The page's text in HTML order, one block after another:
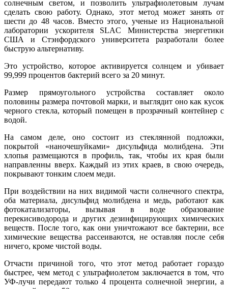
солнечным светом, и позволить ультрафиолетовым лучам
сделать свою работу. Однако, этот метод может занять от
шести до 48 часов. Вместо этого, ученые из Национальной
лаборатории ускорителя SLAC Министерства энергетики
США и Стэнфордского университета разработали более
быструю альтернативу.
Это устройство, которое активируется солнцем и убивает
99,999 процентов бактерий всего за 20 минут.
Размер прямоугольного устройства составляет около
половины размера почтовой марки, и выглядит оно как кусок
черного стекла, который помещен в прозрачный контейнер с
водой.
На самом деле, оно состоит из стеклянной подложки,
покрытой «наночешуйками» дисульфида молибдена. Эти
хлопья размещаются в профиль, так, чтобы их края были
направленны вверх. Каждый из этих краев, в свою очередь,
покрывают тонким слоем меди.
При воздействии на них видимой части солнечного спектра,
оба материала, дисульфид молибдена и медь, работают как
фотокатализаторы, вызывая в воде образование
перекисиводорода и других дезинфицирующих химических
веществ. После того, как они уничтожают все бактерии, все
химические вещества рассеиваются, не оставляя после себя
ничего, кроме чистой воды.
Отчасти причиной того, что этот метод работает гораздо
быстрее, чем метод с ультрафиолетом заключается в том, что
УФ-лучи передают только 4 процента солнечной энергии, а